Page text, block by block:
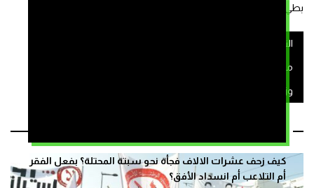
كيف زحف عشرات الالاف فجأة نحو سبتة المحتلة؟ بفعل الفقر
أم التلاعب أم انسداد الأفق؟
بطي هذا الملف.
التنسيق الوطني لقطاع التعليم
ملف الأساتذة الموقوفين
وزارة التربية الوطنية والتعليم الأولي والريا